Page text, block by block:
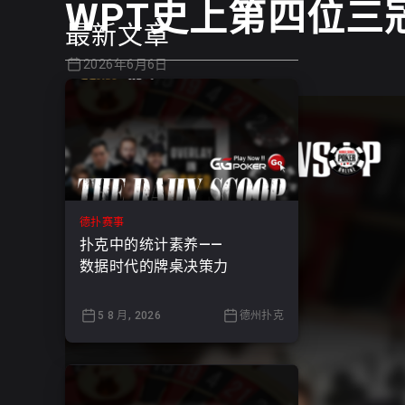
WPT史上第四位三
2026年6月6日
最新文章
德扑赛事
扑克中的统计素养——
数据时代的牌桌决策力
5 8 月, 2026 德州扑克